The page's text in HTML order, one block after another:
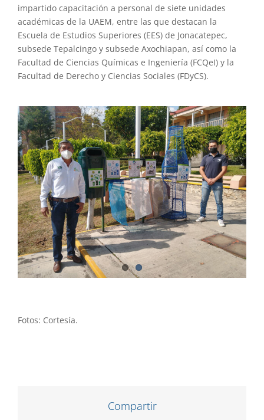
impartido capacitación a personal de siete unidades
académicas de la UAEM, entre las que destacan la
Escuela de Estudios Superiores (EES) de Jonacatepec,
subsede Tepalcingo y subsede Axochiapan, así como la
Facultad de Ciencias Químicas e Ingeniería (FCQeI) y la
Facultad de Derecho y Ciencias Sociales (FDyCS).
Fotos: Cortesía.
Compartir